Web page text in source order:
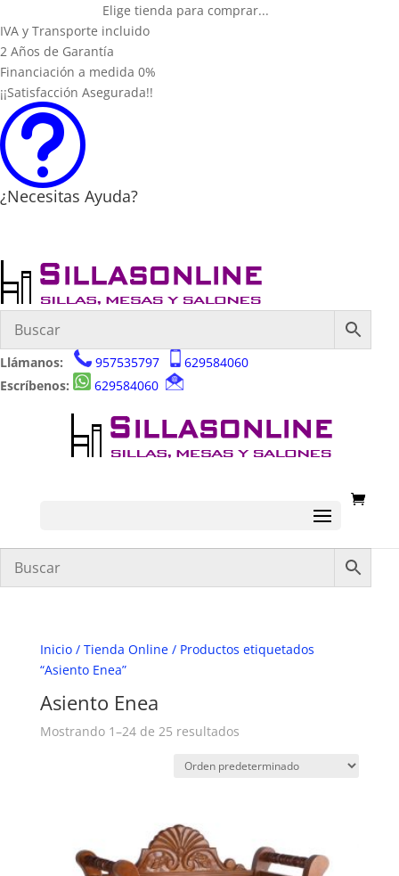
Elige tienda para comprar...
IVA y Transporte incluido
2 Años de Garantía
Financiación a medida 0%
¡¡Satisfacción Asegurada!!
t
¿Necesitas Ayuda?
Llámanos: 957535797
629584060
Escríbenos:
629584060
Inicio/ Tienda Online/ Productos etiquetados
“Asiento Enea”
Asiento Enea
Mostrando 1–24 de 25 resultados